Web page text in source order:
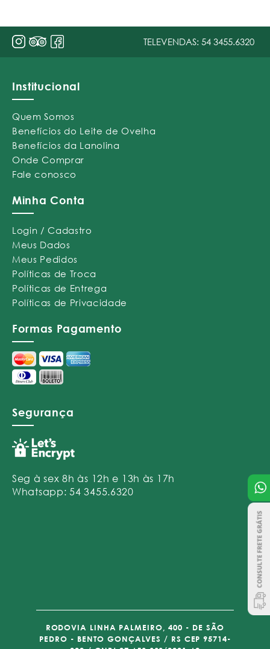
TELEVENDAS: 54 3455.6320
Institucional
Quem Somos
Benefícios do Leite de Ovelha
Benefícios da Lanolina
Onde Comprar
Fale conosco
Minha Conta
Login / Cadastro
Meus Dados
Meus Pedidos
Políticas de Troca
Políticas de Entrega
Políticas de Privacidade
Formas Pagamento
Segurança
Seg à sex 8h às 12h e 13h às 17h
Whatsapp: 54 3455.6320
RODOVIA LINHA PALMEIRO, 400 - DE SÃO
PEDRO - BENTO GONÇALVES / RS CEP 95714-